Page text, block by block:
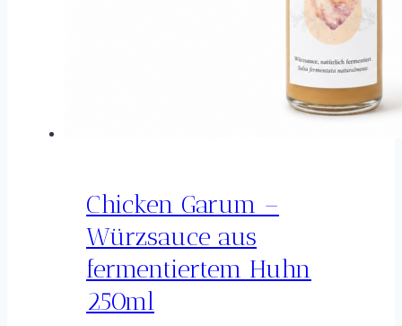
Chicken Garum –
Würzsauce aus
fermentiertem Huhn
250ml